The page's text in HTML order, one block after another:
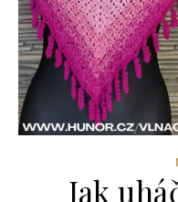
Jak